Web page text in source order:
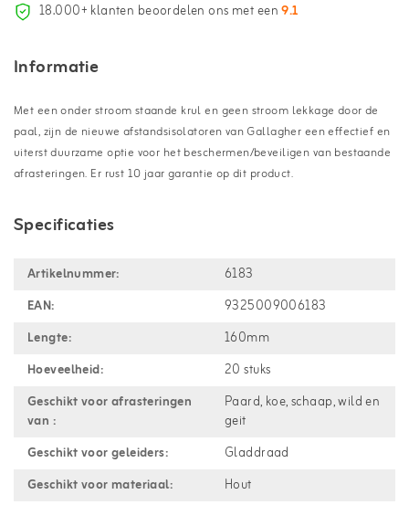
18.000+ klanten beoordelen ons met een9.1
Informatie
Met een onder stroom staande krul en geen stroom lekkage door de
paal, zijn de nieuwe afstandsisolatoren van Gallagher een effectief en
uiterst duurzame optie voor het beschermen/beveiligen van bestaande
afrasteringen. Er rust 10 jaar garantie op dit product.
Specificaties
Artikelnummer:
6183
EAN:
9325009006183
Lengte:
160mm
Hoeveelheid:
20 stuks
Geschikt voor afrasteringen
van :
Paard, koe, schaap, wild en
geit
Geschikt voor geleiders:
Gladdraad
Geschikt voor materiaal:
Hout